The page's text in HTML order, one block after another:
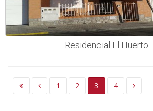
Residencial El Huerto
1 2 3 4